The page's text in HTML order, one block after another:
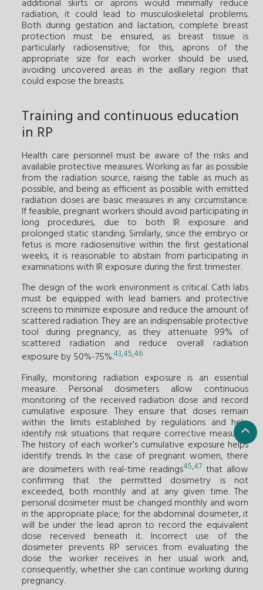
additional skirts or aprons would minimally reduce
radiation, it could lead to musculoskeletal problems.
Both during gestation and lactation, complete breast
protection must be ensured, as breast tissue is
particularly radiosensitive; for this, aprons of the
appropriate size for each worker should be used,
avoiding uncovered areas in the axillary region that
could expose the breasts.
Training and continuous education
in RP
Health care personnel must be aware of the risks and
available protective measures. Working as far as possible
from the radiation source, raising the table as much as
possible, and being as efficient as possible with emitted
radiation doses are basic measures in any circumstance.
If feasible, pregnant workers should avoid participating in
long procedures, due to both IR exposure and
prolonged static standing. Similarly, since the embryo or
fetus is more radiosensitive within the first gestational
weeks, it is reasonable to abstain from participating in
examinations with IR exposure during the first trimester.
The design of the work environment is critical. Cath labs
must be equipped with lead barriers and protective
screens to minimize exposure and reduce the amount of
scattered radiation. They are an indispensable protective
tool during pregnancy, as they attenuate 99% of
scattered radiation and reduce overall radiation
exposure by 50%-75%.43,45,46
Finally, monitoring radiation exposure is an essential
measure. Personal dosimeters allow continuous
monitoring of the received radiation dose and record
cumulative exposure. They ensure that doses remain
within the limits established by regulations and help
identify risk situations that require corrective measures.
The history of each worker’s cumulative exposure helps
identify trends. In the case of pregnant women, there
are dosimeters with real-time readings45,47 that allow
confirming that the permitted dosimetry is not
exceeded, both monthly and at any given time. The
personal dosimeter must be changed monthly and worn
in the appropriate place; for the abdominal dosimeter, it
will be under the lead apron to record the equivalent
dose received beneath it. Incorrect use of the
dosimeter prevents RP services from evaluating the
dose the worker receives in her usual work and,
consequently, whether she can continue working during
pregnancy.